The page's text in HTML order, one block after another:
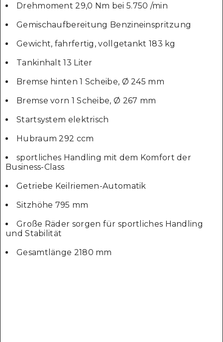
Drehmoment 29,0 Nm bei 5.750 /min
Gemischaufbereitung Benzineinspritzung
Gewicht, fahrfertig, vollgetankt 183 kg
Tankinhalt 13 Liter
Bremse hinten 1 Scheibe, Ø 245 mm
Bremse vorn 1 Scheibe, Ø 267 mm
Startsystem elektrisch
Hubraum 292 ccm
sportliches Handling mit dem Komfort der
Business-Class
Getriebe Keilriemen-Automatik
Sitzhöhe 795 mm
Große Räder sorgen für sportliches Handling
und Stabilität
Gesamtlänge 2180 mm